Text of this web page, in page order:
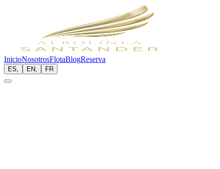
InicioNosotrosFlotaBlogReserva
ES, EN, FR